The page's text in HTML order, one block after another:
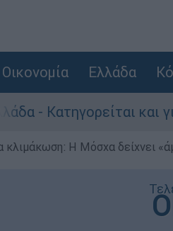
Οικονομία Ελλάδα
και για
κλιμάκωση: Η Μόσχα δείχνει